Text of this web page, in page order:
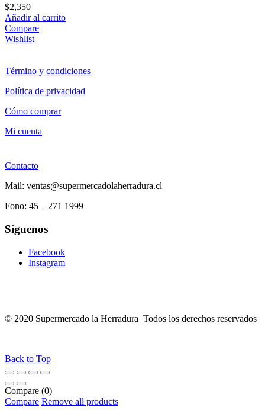
$2,350
Añadir al carrito
Compare
Wishlist
Término y condiciones
Política de privacidad
Cómo comprar
Mi cuenta
Contacto
Mail: ventas@supermercadolaherradura.cl
Fono: 45 – 271 1999
Síguenos
Facebook
Instagram
© 2020 Supermercado la Herradura Todos los derechos reservados
Back to Top
Compare (0)
Compare Remove all products